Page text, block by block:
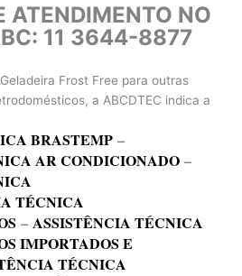
ATENDIMENTO NO
11 3644-8877
Frost Free para outras
a ABCDTEC indica a
BRASTEMP –
AR CONDICIONADO –
TÉCNICA
–ASSISTÊNCIA TÉCNICA
IMPORTADOS E
TÉCNICA